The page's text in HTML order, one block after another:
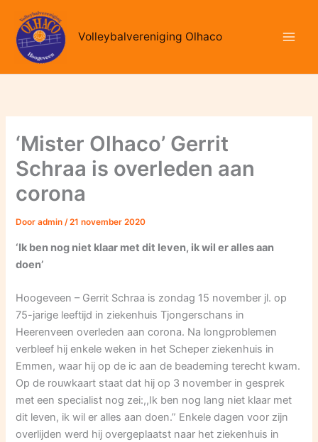
naar
inhoud
Volleybalvereniging Olhaco
‘Mister Olhaco’ Gerrit
Schraa is overleden aan
corona
Dooradmin/21 november 2020
‘Ik ben nog niet klaar met dit leven, ik wil er alles aan
doen’
Hoogeveen – Gerrit Schraa is zondag 15 november jl. op
75-jarige leeftijd in ziekenhuis Tjongerschans in
Heerenveen overleden aan corona. Na longproblemen
verbleef hij enkele weken in het Scheper ziekenhuis in
Emmen, waar hij op de ic aan de beademing terecht kwam.
Op de rouwkaart staat dat hij op 3 november in gesprek
met een specialist nog zei:,,Ik ben nog lang niet klaar met
dit leven, ik wil er alles aan doen.” Enkele dagen voor zijn
overlijden werd hij overgeplaatst naar het ziekenhuis in